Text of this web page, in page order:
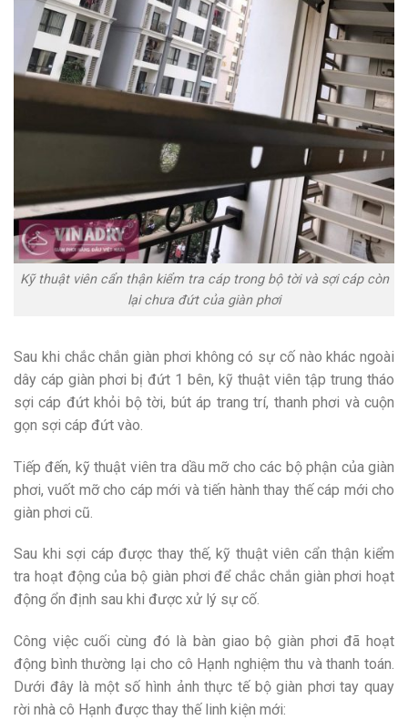
Kỹ thuật viên cẩn thận kiểm tra cáp trong bộ tời và sợi cáp còn
lại chưa đứt của giàn phơi
Sau khi chắc chắn giàn phơi không có sự cố nào khác ngoài
dây cáp giàn phơi bị đứt 1 bên, kỹ thuật viên tập trung tháo
sợi cáp đứt khỏi bộ tời, bút áp trang trí, thanh phơi và cuộn
gọn sợi cáp đứt vào.
Tiếp đến, kỹ thuật viên tra dầu mỡ cho các bộ phận của giàn
phơi, vuốt mỡ cho cáp mới và tiến hành thay thế cáp mới cho
giàn phơi cũ.
Sau khi sợi cáp được thay thế, kỹ thuật viên cẩn thận kiểm
tra hoạt động của bộ giàn phơi để chắc chắn giàn phơi hoạt
động ổn định sau khi được xử lý sự cố.
Công việc cuối cùng đó là bàn giao bộ giàn phơi đã hoạt
động bình thường lại cho cô Hạnh nghiệm thu và thanh toán.
Dưới đây là một số hình ảnh thực tế bộ giàn phơi tay quay
rời nhà cô Hạnh được thay thế linh kiện mới: